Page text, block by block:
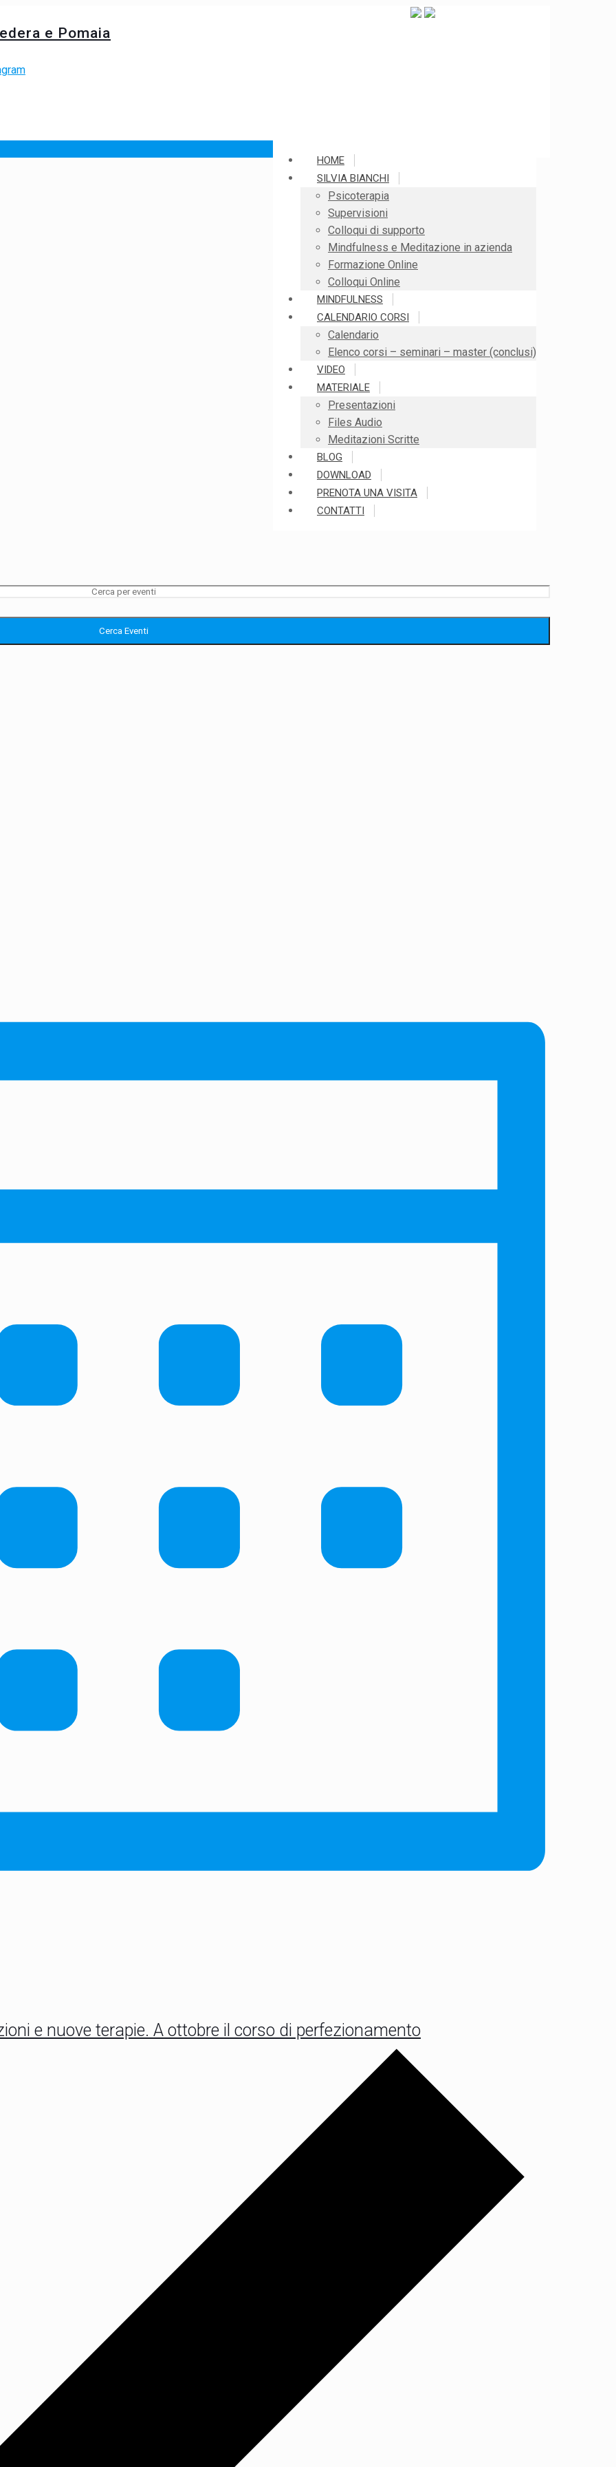
e Pomaia
HOME
SILVIA BIANCHI
Psicoterapia
Supervisioni
Colloqui di supporto
Mindfulness e Meditazione in azienda
Formazione Online
Colloqui Online
MINDFULNESS
CALENDARIO CORSI
Calendario
Elenco corsi – seminari – master (conclusi)
VIDEO
MATERIALE
Presentazioni
Files Audio
Meditazioni Scritte
BLOG
DOWNLOAD
PRENOTA UNA VISITA
CONTATTI
Cerca Eventi
e nuove terapie. A ottobre il corso di perfezionamento